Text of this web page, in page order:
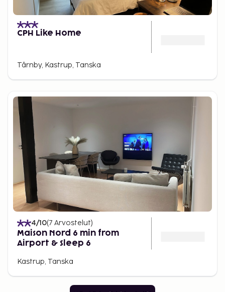
CPH Like Home
Tårnby, Kastrup, Tanska
4/10(7 Arvostelut)
Maison Nord 6 min from
Airport & Sleep 6
Kastrup, Tanska